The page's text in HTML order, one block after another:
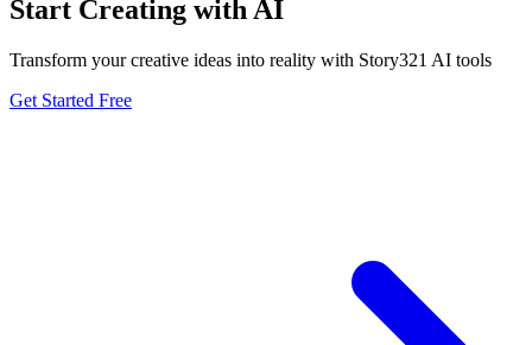
Start Creating with AI
Transform your creative ideas into reality with Story321 AI tools
Get Started Free